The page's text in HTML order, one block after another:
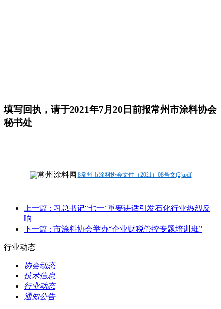
填写回执，请于2021年7月 20 日前报常州市涂料协会
秘书处
8常州市涂料协会文件（2021）08号文(2).pdf
上一篇 : 习总书记“七一”重要讲话引发石化行业热烈反
响
下一篇 : 市涂料协会举办“企业财税管控专题培训班”
行业动态
协会动态
技术信息
行业动态
通知公告